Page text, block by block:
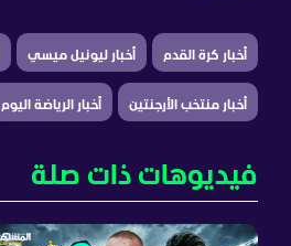
أخبار كرة القدم أخبار ليونيل ميسي
أخبار منتخب الأرجنتين أخبار الرياضة اليوم
فيديوهات ذات صلة